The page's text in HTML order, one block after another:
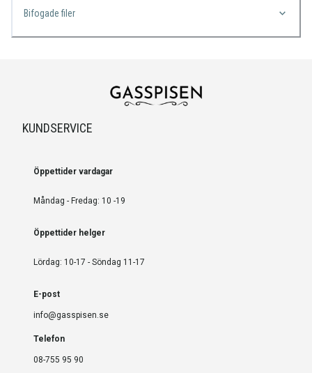
Bifogade filer
KUNDSERVICE
Öppettider vardagar
Måndag - Fredag: 10 -19
Öppettider helger
Lördag: 10-17 - Söndag 11-17
E-post
info@gasspisen.se
Telefon
08-755 95 90